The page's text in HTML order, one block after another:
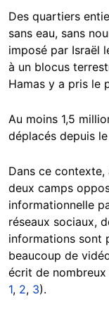
Des quartiers
sans eau, sans
imposé par Israël
à un blocus
Hamas y a pris le
Au moins 1,5
déplacés depuis
Dans ce
deux camps
informationnelle
réseaux sociaux,
informations sont
beaucoup de
écrit de
1, 2, 3).